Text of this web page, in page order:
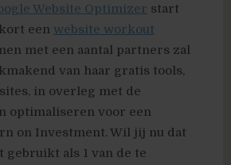
Website Optimizer start
een website workout
met een aantal partners zal
van haar gratis tools,
in overleg met de
optimaliseren voor een
on Investment. Wil jij nu dat
gebruikt als 1 van de te